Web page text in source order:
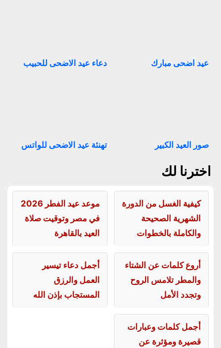
عيد اضحى مبارك دعاء عيد الاضحى للحبيب
صور العيد الكبير تهنئة عيد الاضحى للواتس
اخترنا لك
كيفية الغسل من الدورة
الشهرية الصحيحة
والكاملة بالخطوات
موعد عيد الفطر 2026
في مصر وتوقيت صلاة
العيد بالقاهرة
أروع كلمات عن الشتاء
والمطر تلامس الروح
وتجدد الأمل
أجمل دعاء تيسير
العمل والرزق
المستجاب بإذن الله
أجمل كلمات وعبارات
قصيرة ومؤثرة عن